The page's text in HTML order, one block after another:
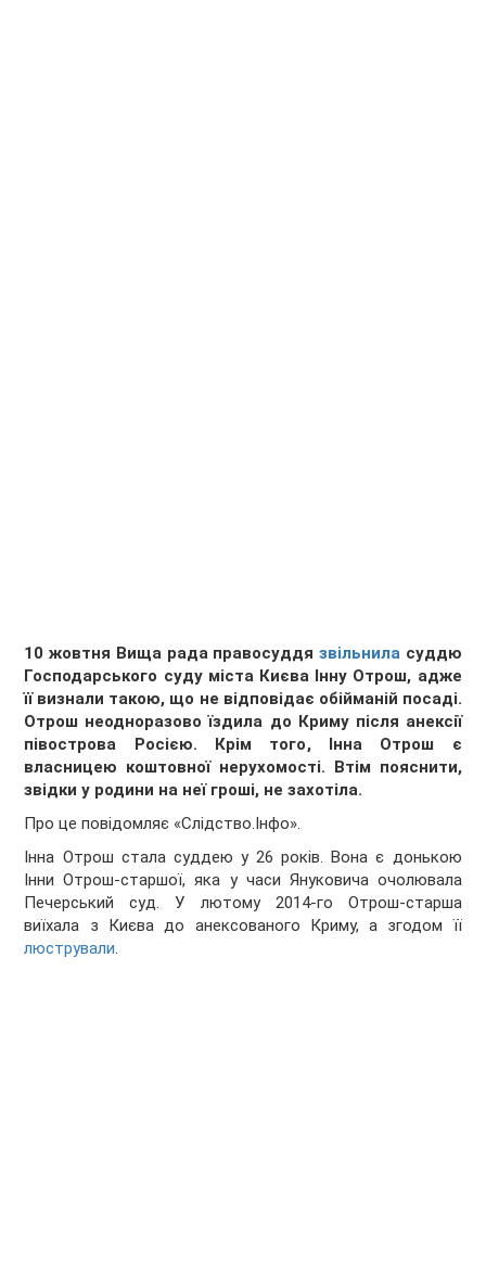
10 жовтня Вища рада правосуддя звільниласуддю
Господарського суду міста Києва Інну Отрош, адже
її визнали такою, що не відповідає обійманій посаді.
Отрош неодноразово їздила до Криму після анексії
півострова Росією. Крім того, Інна Отрош є
власницею коштовної нерухомості. Втім пояснити,
звідки у родини на неї гроші, не захотіла.
Про це повідомляє «Слідство.Інфо».
Інна Отрош стала суддею у 26 років. Вона є донькою
Інни Отрош-старшої, яка у часи Януковича очолювала
Печерський суд. У лютому 2014-го Отрош-старша
виїхала з Києва до анексованого Криму, а згодом її
люстрували.